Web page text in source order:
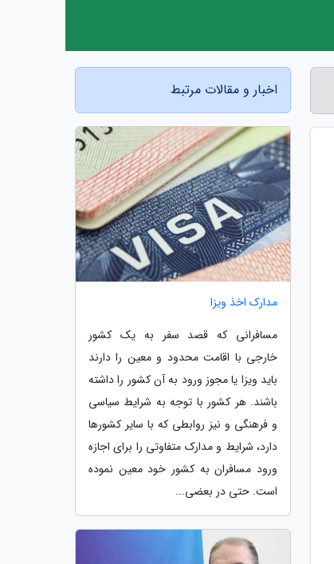
اخبار و مقالات مرتبط
مدارک اخذ ویزا
مسافرانی که قصد سفر به یک کشور
خارجی با اقامت محدود و معین را دارند
باید ویزا یا مجوز ورود به آن کشور را داشته
باشند. هر کشور با توجه به شرایط سیاسی
و فرهنگی و نیز روابطی که با سایر کشورها
دارد، شرایط و مدارک متفاوتی را برای اجازه
ورود مسافران به کشور خود معین نموده
است. حتی در بعضی...